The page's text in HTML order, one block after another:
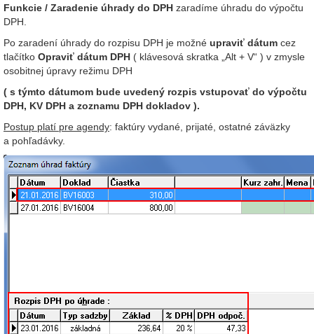
Funkcie / Zaradenie úhrady do DPH zaradíme úhradu do výpočtu
DPH.
Po zaradení úhrady do rozpisu DPH je možné upraviť dátum cez
tlačítko Opraviť dátum DPH ( klávesová skratka „Alt + V“ ) v zmysle
osobitnej úpravy režimu DPH
( s týmto dátumom bude uvedený rozpis vstupovať do výpočtu
DPH, KV DPH a zoznamu DPH dokladov ).
Postup platí pre agendy: faktúry vydané, prijaté, ostatné záväzky
a pohľadávky.